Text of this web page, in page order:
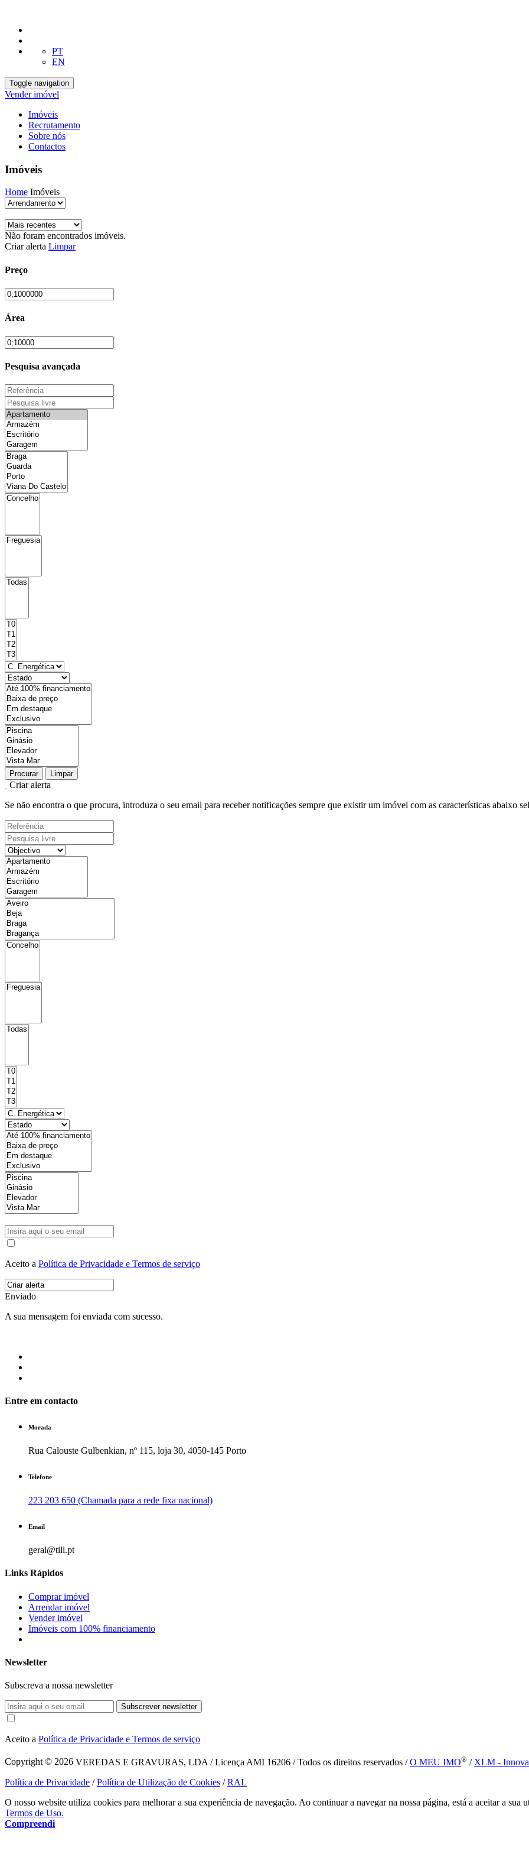
PT
EN
Toggle navigation
Vender imóvel
Imóveis
Recrutamento
Sobre nós
Contactos
Imóveis
Home Imóveis
Não foram encontrados imóveis.
Criar alerta Limpar
Preço
Área
Pesquisa avançada
Procurar Limpar
Criar alerta
Se não encontra o que procura, introduza o seu email para receber notificações sempre que existir um imóvel com as características abaixo
Aceito a Política de Privacidade e Termos de serviço
Enviado
A sua mensagem foi enviada com sucesso.
Entre em contacto
Morada
Rua Calouste Gulbenkian, nº 115, loja 30, 4050-145 Porto
Telefone
223 203 650 (Chamada para a rede fixa nacional)
Email
geral@till.pt
Links Rápidos
Comprar imóvel
Arrendar imóvel
Vender imóvel
Imóveis com 100% financiamento
Newsletter
Subscreva a nossa newsletter
Subscrever newsletter
Aceito a Política de Privacidade e Termos de serviço
Copyright © 2026 VEREDAS E GRAVURAS, LDA / Licença AMI 16206 / Todos os direitos reservados /O MEU IMO® / XLM -
Política de Privacidade /Política de Utilização de Cookies /RAL
O nosso website utiliza cookies para melhorar a sua experiência de navegação. Ao continuar a navegar na nossa página, está a aceitar a sua
Termos de Uso.
Compreendi